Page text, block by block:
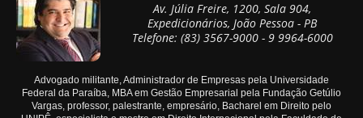
Av. Júlia Freire, 1200, Sala 904,
Expedicionários, João Pessoa - PB
Telefone: (83) 3567-9000 - 9 9964-6000
Advogado militante, Administrador de Empresas pela Universidade
Federal da Paraíba, MBA em Gestão Empresarial pela Fundação Getúlio
Vargas, professor, palestrante, empresário, Bacharel em Direito pelo